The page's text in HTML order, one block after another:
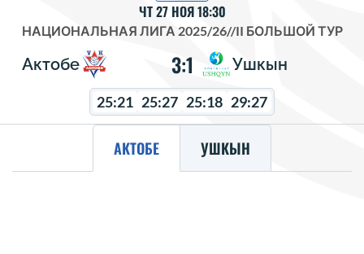
ЧТ 27 НОЯ 18:30
НАЦИОНАЛЬНАЯ ЛИГА 2025/26//II БОЛЬШОЙ ТУР
Актобе 3:1 Ушкын
25:21 25:27 25:18 29:27
АКТОБЕ УШКЫН